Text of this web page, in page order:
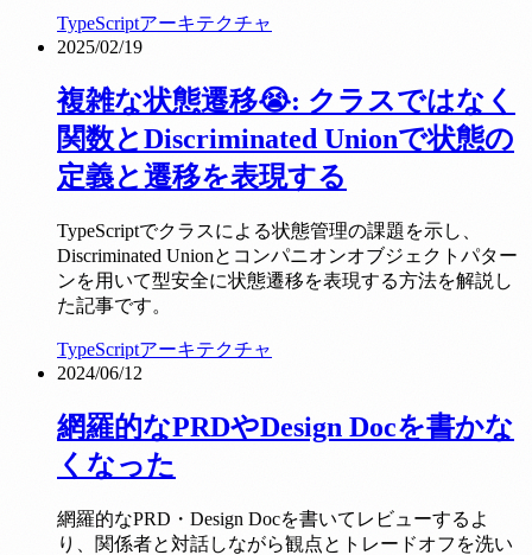
TypeScriptアーキテクチャ
2025/02/19
複雑な状態遷移😭: クラスではなく
関数とDiscriminated Unionで状態の
定義と遷移を表現する
TypeScriptでクラスによる状態管理の課題を示し、
Discriminated Unionとコンパニオンオブジェクトパター
ンを用いて型安全に状態遷移を表現する方法を解説し
た記事です。
TypeScriptアーキテクチャ
2024/06/12
網羅的なPRDやDesign Docを書かな
くなった
網羅的なPRD・Design Docを書いてレビューするよ
り、関係者と対話しながら観点とトレードオフを洗い